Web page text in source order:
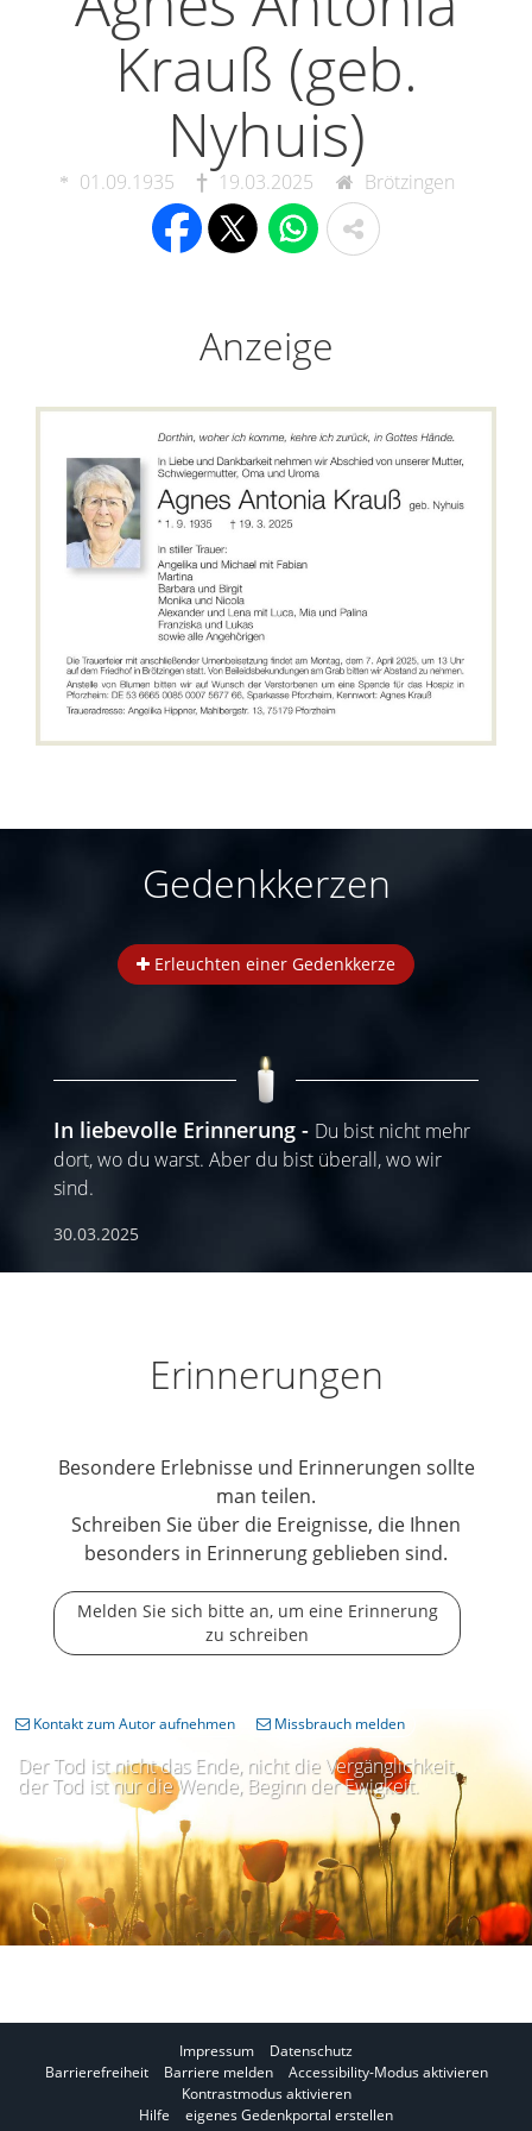
Krauß (geb.
Nyhuis)
01.09.1935 19.03.2025 Brötzingen
Anzeige
Gedenkkerzen
Erleuchten einer Gedenkkerze
In liebevolle Erinnerung
Du bist nicht mehr
dort, wo du warst. Aber du bist überall, wo wir
sind.
30.03.2025
Erinnerungen
Besondere Erlebnisse und Erinnerungen sollte
man teilen.
Schreiben Sie über die Ereignisse, die Ihnen
besonders in Erinnerung geblieben sind.
Melden Sie sich bitte an, um eine Erinnerung
zu schreiben
Der Tod ist nicht das Ende, nicht die Vergänglichkeit,
der Tod ist nur die Wende, Beginn der Ewigkeit.
Kontakt zum Autor aufnehmen Missbrauch melden
Impressum
Datenschutz
Barrierefreiheit
Barriere melden
I
m
A
Accessibility-Modus aktivieren
I
m
Kontrastmodus aktivieren
Hilfe
eigenes Gedenkportal erstellen